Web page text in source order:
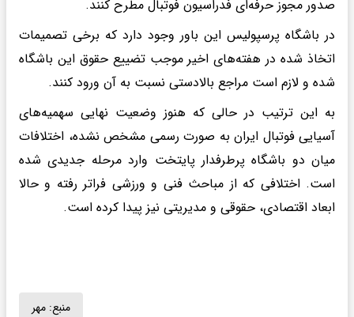
صدور مجوز حرفه‌ای فدراسیون فوتبال مطرح کنند.
در باشگاه پرسپولیس این باور وجود دارد که برخی تصمیمات
اتخاذ شده در هفته‌های اخیر موجب تضییع حقوق این باشگاه
شده و لازم است مراجع بالادستی نسبت به آن ورود کنند.
به این ترتیب در حالی که هنوز وضعیت نهایی سهمیه‌های
آسیایی فوتبال ایران به صورت رسمی مشخص نشده، اختلافات
میان دو باشگاه پرطرفدار پایتخت وارد مرحله جدیدی شده
است. اختلافی که از مباحث فنی و ورزشی فراتر رفته و حالا
ابعاد اقتصادی، حقوقی و مدیریتی نیز پیدا کرده است.
منبع: مهر